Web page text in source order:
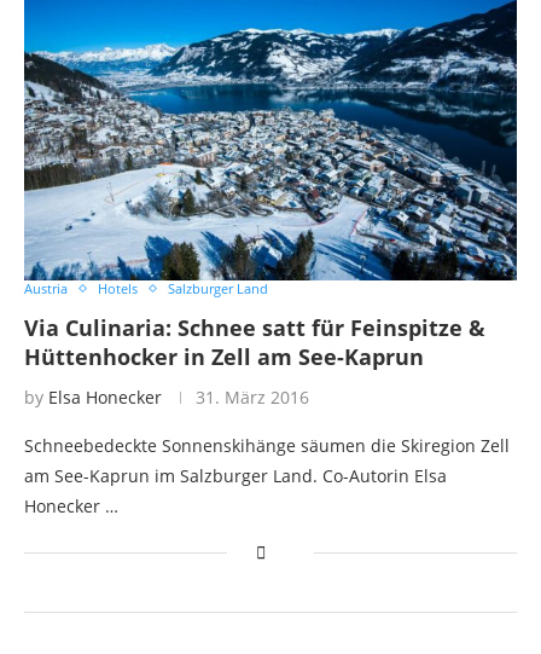
Austria Hotels Salzburger Land
Via Culinaria: Schnee satt für Feinspitze &
Hüttenhocker in Zell am See-Kaprun
by Elsa Honecker 31. März 2016
Schneebedeckte Sonnenskihänge säumen die Skiregion Zell
am See-Kaprun im Salzburger Land. Co-Autorin Elsa
Honecker …